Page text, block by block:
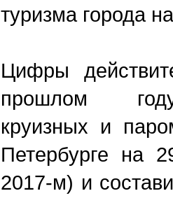
туризма города
Цифры
прошлом
круизных и
Петербурге на
2017-м) и